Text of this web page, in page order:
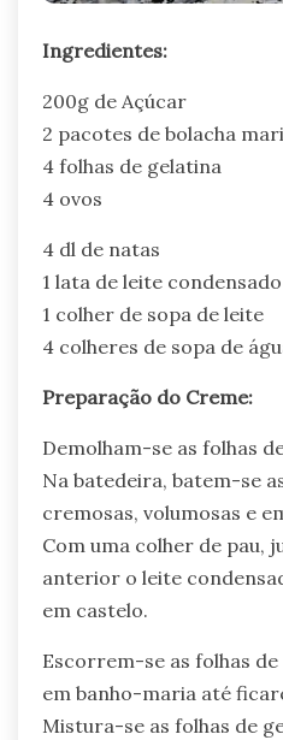
Ingredientes:
200g de Açúcar
2 pacotes de bolacha
4 folhas de gelatina
4 ovos
4 dl de natas
1 lata de leite condensado
1 colher de sopa de leite
4 colheres de sopa de
Preparação do Creme:
Demolham-se as folhas
Na batedeira, batem-se
cremosas, volumosas e
Com uma colher de pau,
anterior o leite
em castelo.
Escorrem-se as folhas
em banho-maria até
Mistura-se as folhas de